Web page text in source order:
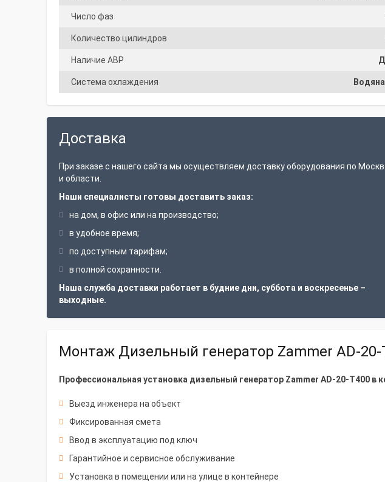
Число фаз
Количество цилиндров
Наличие АВР
Система охлаждения
Доставка
При заказе с нашего сайта мы осуществляем доставку оборудования по
и области.
Наши специалисты готовы доставить заказ:
на дом, в офис или на производство;
в удобное время;
по доступным тарифам;
в полной сохранности.
Наша служба доставки работает в будние дни, суббота и воскресенье –
выходные.
Монтаж Дизельный генератор Zammer AD-
Профессиональная установка дизельный генератор Zammer AD-20-Т400
Выезд инженера на объект
Фиксированная смета
Ввод в эксплуатацию под ключ
Гарантийное и сервисное обслуживание
Установка в помещении или на улице в контейнере